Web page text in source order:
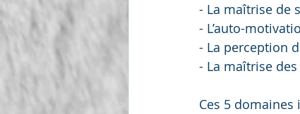
- La maîtrise de
- L’auto-
- La perception
- La maîtrise
Ces 5